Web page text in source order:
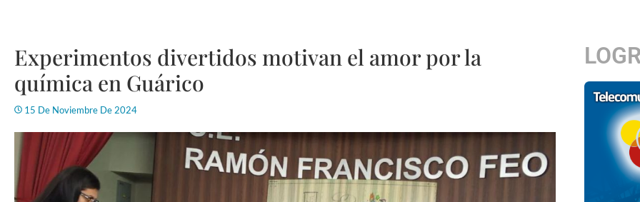
Experimentos divertidos motivan el amor por la
química en Guárico
15 De Noviembre De 2024